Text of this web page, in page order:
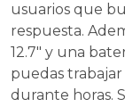
usuarios que
respuesta.
12.7" y una
puedas
durante horas.